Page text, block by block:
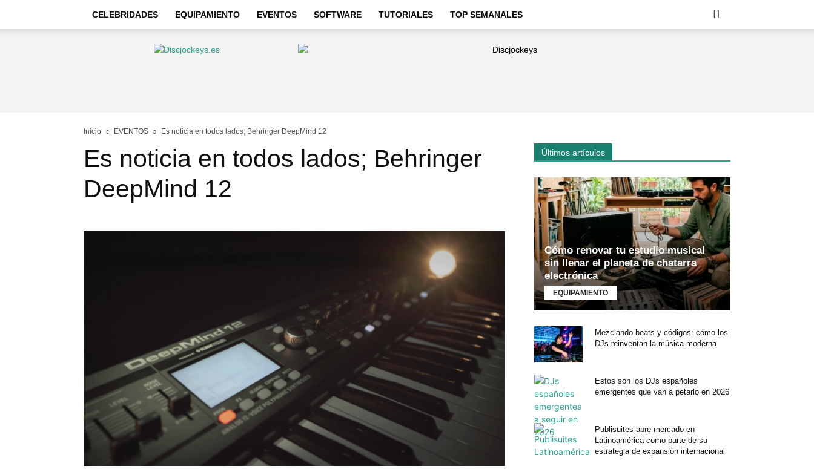
CELEBRIDADES EQUIPAMIENTO EVENTOS SOFTWARE TUTORIALES TOP SEMANALES
Discjockeys
Inicio EVENTOS Es noticia en todos lados; Behringer DeepMind 12
Es noticia en todos lados; Behringer
DeepMind 12
Últimos artículos
Cómo renovar tu estudio musical
sin llenar el planeta de chatarra
electrónica
EQUIPAMIENTO
Mezclando beats y códigos: cómo los
DJs reinventan la música moderna
Estos son los DJs españoles
emergentes que van a petarlo en 2026
Publisuites abre mercado en
Latinoamérica como parte de su
estrategia de expansión internacional